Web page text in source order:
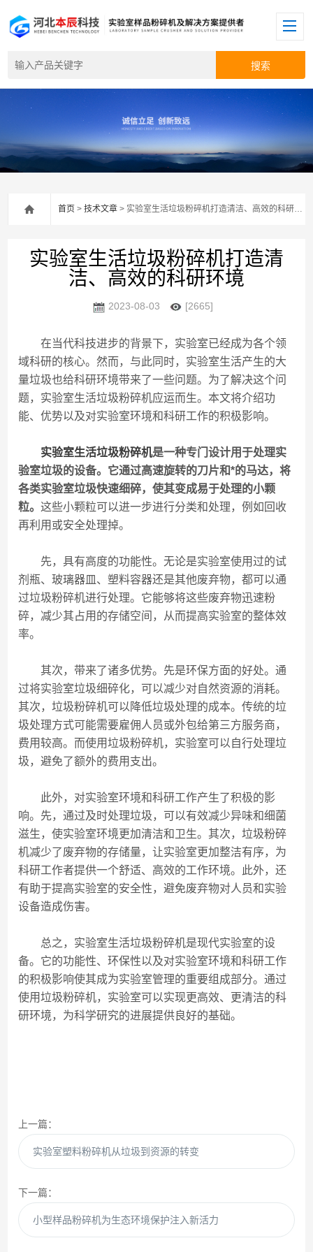
首页 >技术文章 > 实验室生活垃圾粉碎机打造清洁、高效的科研环境
实验室生活垃圾粉碎机打造清
洁、高效的科研环境
2023-08-03 [2665]
在当代科技进步的背景下，实验室已经成为各个领
域科研的核心。然而，与此同时，实验室生活产生的大
量垃圾也给科研环境带来了一些问题。为了解决这个问
题，实验室生活垃圾粉碎机应运而生。本文将介绍功
能、优势以及对实验室环境和科研工作的积极影响。
实验室生活垃圾粉碎机是一种专门设计用于处理实
验室垃圾的设备。它通过高速旋转的刀片和*的马达，将
各类实验室垃圾快速细碎，使其变成易于处理的小颗
粒。这些小颗粒可以进一步进行分类和处理，例如回收
再利用或安全处理掉。
先，具有高度的功能性。无论是实验室使用过的试
剂瓶、玻璃器皿、塑料容器还是其他废弃物，都可以通
过垃圾粉碎机进行处理。它能够将这些废弃物迅速粉
碎，减少其占用的存储空间，从而提高实验室的整体效
率。
其次，带来了诸多优势。先是环保方面的好处。通
过将实验室垃圾细碎化，可以减少对自然资源的消耗。
其次，垃圾粉碎机可以降低垃圾处理的成本。传统的垃
圾处理方式可能需要雇佣人员或外包给第三方服务商，
费用较高。而使用垃圾粉碎机，实验室可以自行处理垃
圾，避免了额外的费用支出。
此外，对实验室环境和科研工作产生了积极的影
响。先，通过及时处理垃圾，可以有效减少异味和细菌
滋生，使实验室环境更加清洁和卫生。其次，垃圾粉碎
机减少了废弃物的存储量，让实验室更加整洁有序，为
科研工作者提供一个舒适、高效的工作环境。此外，还
有助于提高实验室的安全性，避免废弃物对人员和实验
设备造成伤害。
总之，实验室生活垃圾粉碎机是现代实验室的设
备。它的功能性、环保性以及对实验室环境和科研工作
的积极影响使其成为实验室管理的重要组成部分。通过
使用垃圾粉碎机，实验室可以实现更高效、更清洁的科
研环境，为科学研究的进展提供良好的基础。
上一篇：
实验室塑料粉碎机从垃圾到资源的转变
下一篇：
小型样品粉碎机为生态环境保护注入新活力